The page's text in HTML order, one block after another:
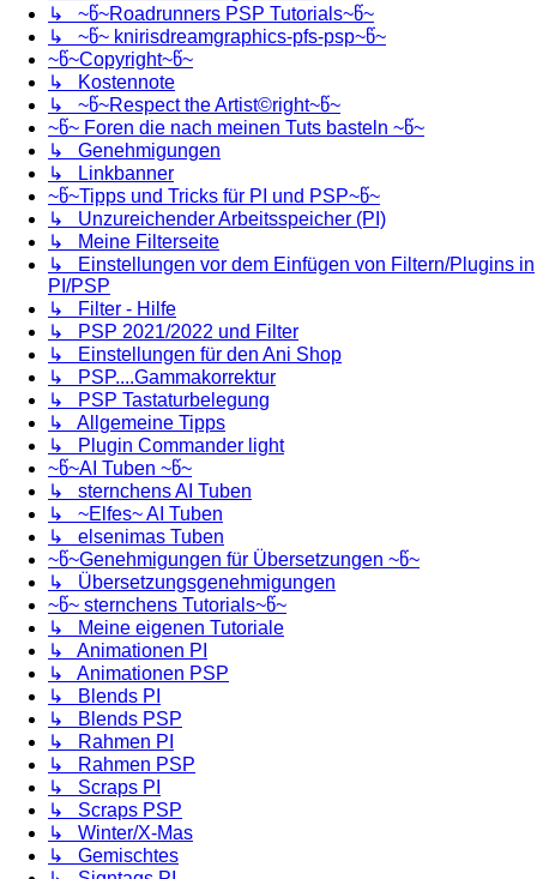
↳ ~წ~Roadrunners PSP Tutorials~წ~
↳ ~წ~ knirisdreamgraphics-pfs-psp~წ~
~წ~Copyright~წ~
↳ Kostennote
↳ ~წ~Respect the Artist©right~წ~
~წ~ Foren die nach meinen Tuts basteln ~წ~
↳ Genehmigungen
↳ Linkbanner
~წ~Tipps und Tricks für PI und PSP~წ~
↳ Unzureichender Arbeitsspeicher (PI)
↳ Meine Filterseite
↳ Einstellungen vor dem Einfügen von Filtern/Plugins in
PI/PSP
↳ Filter - Hilfe
↳ PSP 2021/2022 und Filter
↳ Einstellungen für den Ani Shop
↳ PSP....Gammakorrektur
↳ PSP Tastaturbelegung
↳ Allgemeine Tipps
↳ Plugin Commander light
~წ~AI Tuben ~წ~
↳ sternchens AI Tuben
↳ ~Elfes~ AI Tuben
↳ elsenimas Tuben
~წ~Genehmigungen für Übersetzungen ~წ~
↳ Übersetzungsgenehmigungen
~წ~ sternchens Tutorials~წ~
↳ Meine eigenen Tutoriale
↳ Animationen PI
↳ Animationen PSP
↳ Blends PI
↳ Blends PSP
↳ Rahmen PI
↳ Rahmen PSP
↳ Scraps PI
↳ Scraps PSP
↳ Winter/X-Mas
↳ Gemischtes